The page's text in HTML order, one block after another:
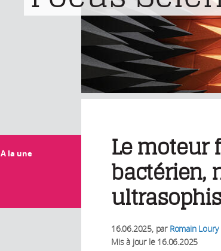
A la une
Le moteur
bactérien,
16.06.2025, par Romain Loury
Mis à jour le 16.06.2025